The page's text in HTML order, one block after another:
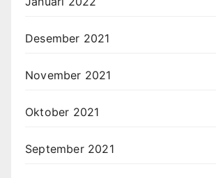
Desember 2021
November 2021
Oktober 2021
September 2021